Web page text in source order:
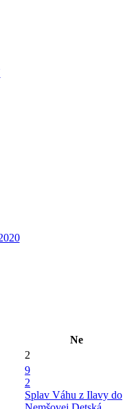
Ne
2
9
2
Splav Váhu z Ilavy do